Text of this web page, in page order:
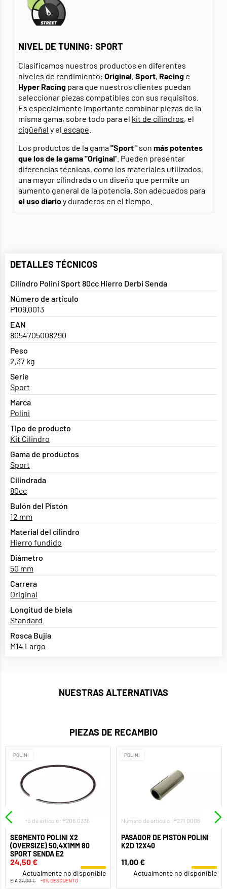
NIVEL DE TUNING: SPORT
Clasificamos nuestros productos en diferentes
niveles de rendimiento: Original, Sport, Racing e
Hyper Racing para que nuestros clientes puedan
seleccionar piezas compatibles con sus requisitos.
Es especialmente importante combinar piezas de la
misma gama, sobre todo para el kit de cilindros, el
cigüeñal y el escape
Los productos de la gama"Sport" son más potentes
que los de la gama "Original". Pueden presentar
diferencias técnicas, como los materiales utilizados,
una mayor cilindrada o un diseño que permite un
aumento general de la potencia. Son adecuados para
el uso diarioy duraderos en el tiempo.
DETALLES TÉCNICOS
Cilindro Polini Sport 80cc Hierro Derbi Senda
Número de artículo
P109.0013
EAN
8054705008290
Peso
2,37 kg
Serie
Sport
Marca
Polini
Tipo de producto
Kit Cilindro
Gama de productos
Sport
Cilindrada
80cc
Bulón del Pistón
12 mm
Material del cilindro
Hierro fundido
Diámetro
50 mm
Carrera
Original
Longitud de biela
Standard
Rosca Bujía
M14 Largo
NUESTRAS ALTERNATIVAS
PIEZAS DE RECAMBIO
POLINI
Número de artículo: P206.0336
SEGMENTO POLINI X2
(OVERSIZE) 50,4X1MM 80
SPORT SENDA E2
24,50 €
Actualmente no disponible
EIA27,00 € -9% DESCUENTO
POLINI
Número de artículo: P271.0006
PASADOR DE PISTÓN POLINI
K2D 12X40
11,00 €
Actualmente no disponible